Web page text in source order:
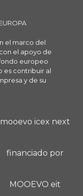
el marco del
el apoyo de
europeo
es contribuir al
y de su